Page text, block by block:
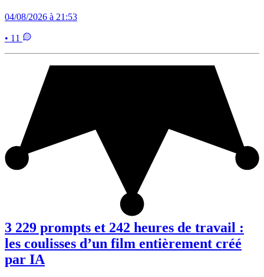
04/08/2026 à 21:53
• 11
3 229 prompts et 242 heures de travail :
les coulisses d’un film entièrement créé
par IA